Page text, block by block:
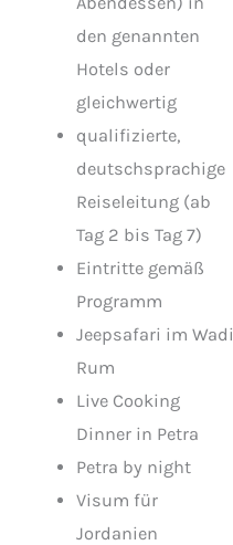
den genannten
Hotels oder
gleichwertig
qualifizierte,
deutschsprachige
Reiseleitung (ab
Tag 2 bis Tag 7)
Eintritte gemäß
Programm
Jeepsafari im Wadi
Rum
Live Cooking
Dinner in Petra
Petra by night
Visum für
Jordanien